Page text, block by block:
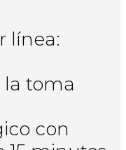
línea:
toma
con